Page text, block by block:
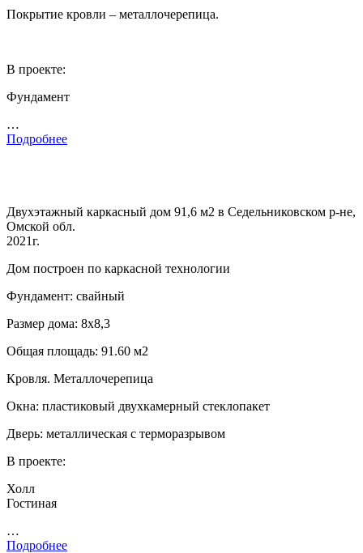
Покрытие кровли – металлочерепица.
В проекте:
Фундамент
…
Подробнее
Двухэтажный каркасный дом 91,6 м2 в Седельниковском р-не,
Омской обл.
2021г.
Дом построен по каркасной технологии
Фундамент: свайный
Размер дома: 8х8,3
Общая площадь: 91.60 м2
Кровля. Металлочерепица
Окна: пластиковый двухкамерный стеклопакет
Дверь: металлическая с терморазрывом
В проекте:
Холл
Гостиная
…
Подробнее